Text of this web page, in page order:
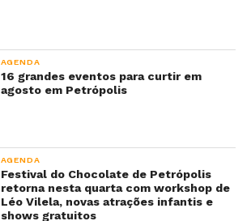
AGENDA
16 grandes eventos para curtir em
agosto em Petrópolis
AGENDA
Festival do Chocolate de Petrópolis
retorna nesta quarta com workshop de
Léo Vilela, novas atrações infantis e
shows gratuitos